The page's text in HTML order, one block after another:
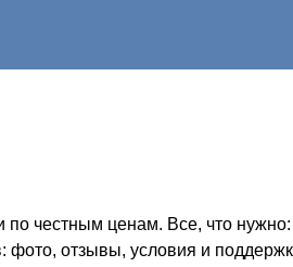
честным ценам. Все, что нужно:
фото, отзывы, условия и